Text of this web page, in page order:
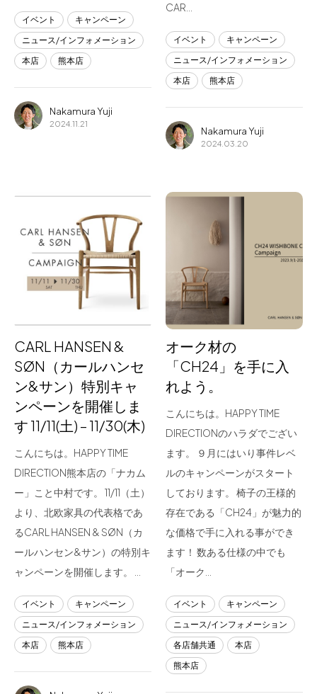
イベント
キャンペーン
ニュース/インフォメーション
本店
熊本店
Nakamura Yuji
2024.11.21
CAR…
イベント
キャンペーン
ニュース/インフォメーション
本店
熊本店
Nakamura Yuji
2024.03.20
CARL HANSEN &
SØN（カールハンセ
ン&サン）特別キャ
ンペーンを開催しま
す 11/11(土) – 11/30(木)
こんにちは。HAPPY TIME
DIRECTION熊本店の「ナカム
ー」こと中村です。 11/11（土）
より、北欧家具の代表格であ
るCARL HANSEN & SØN（カ
ールハンセン&サン）の特別キ
ャンペーンを開催します。 …
イベント
キャンペーン
ニュース/インフォメーション
本店
熊本店
オーク材の
「CH24」を手に入
れよう。
こんにちは。HAPPY TIME
DIRECTIONのハラダでござい
ます。 ９月にはいり事件レベ
ルのキャンペーンがスタート
しております。 椅子の王様的
存在である「CH24」が魅力的
な価格で手に入れる事ができ
ます！ 数ある仕様の中でも
「オーク…
イベント
キャンペーン
ニュース/インフォメーション
各店舗共通
本店
熊本店